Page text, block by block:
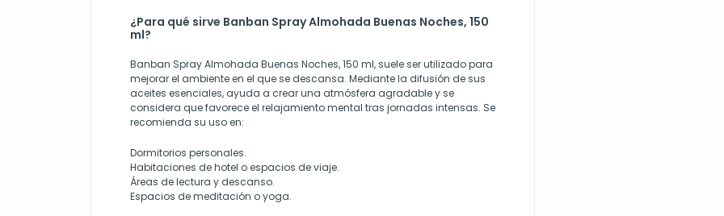
¿Para qué sirve Banban Spray Almohada Buenas Noches, 150
ml?
Banban Spray Almohada Buenas Noches, 150 ml, suele ser utilizado para
mejorar el ambiente en el que se descansa. Mediante la difusión de sus
aceites esenciales, ayuda a crear una atmósfera agradable y se
considera que favorece el relajamiento mental tras jornadas intensas. Se
recomienda su uso en:
Dormitorios personales.
Habitaciones de hotel o espacios de viaje.
Áreas de lectura y descanso.
Espacios de meditación o yoga.